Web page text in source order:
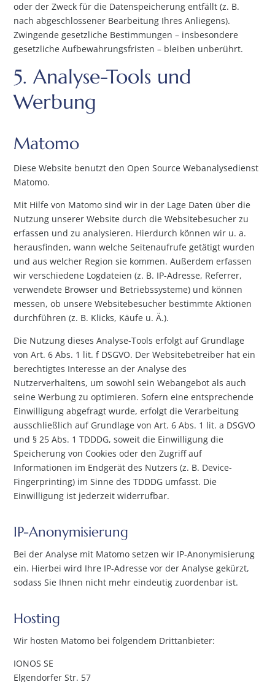
oder der Zweck für die Datenspeicherung entfällt (z. B.
nach abgeschlossener Bearbeitung Ihres Anliegens).
Zwingende gesetzliche Bestimmungen – insbesondere
gesetzliche Aufbewahrungsfristen – bleiben unberührt.
5. Analyse-Tools und
Werbung
Matomo
Diese Website benutzt den Open Source Webanalysedienst
Matomo.
Mit Hilfe von Matomo sind wir in der Lage Daten über die
Nutzung unserer Website durch die Websitebesucher zu
erfassen und zu analysieren. Hierdurch können wir u. a.
herausfinden, wann welche Seitenaufrufe getätigt wurden
und aus welcher Region sie kommen. Außerdem erfassen
wir verschiedene Logdateien (z. B. IP-Adresse, Referrer,
verwendete Browser und Betriebssysteme) und können
messen, ob unsere Websitebesucher bestimmte Aktionen
durchführen (z. B. Klicks, Käufe u. Ä.).
Die Nutzung dieses Analyse-Tools erfolgt auf Grundlage
von Art. 6 Abs. 1 lit. f DSGVO. Der Websitebetreiber hat ein
berechtigtes Interesse an der Analyse des
Nutzerverhaltens, um sowohl sein Webangebot als auch
seine Werbung zu optimieren. Sofern eine entsprechende
Einwilligung abgefragt wurde, erfolgt die Verarbeitung
ausschließlich auf Grundlage von Art. 6 Abs. 1 lit. a DSGVO
und § 25 Abs. 1 TDDDG, soweit die Einwilligung die
Speicherung von Cookies oder den Zugriff auf
Informationen im Endgerät des Nutzers (z. B. Device-
Fingerprinting) im Sinne des TDDDG umfasst. Die
Einwilligung ist jederzeit widerrufbar.
IP-Anonymisierung
Bei der Analyse mit Matomo setzen wir IP-Anonymisierung
ein. Hierbei wird Ihre IP-Adresse vor der Analyse gekürzt,
sodass Sie Ihnen nicht mehr eindeutig zuordenbar ist.
Hosting
Wir hosten Matomo bei folgendem Drittanbieter:
IONOS SE
Elgendorfer Str. 57